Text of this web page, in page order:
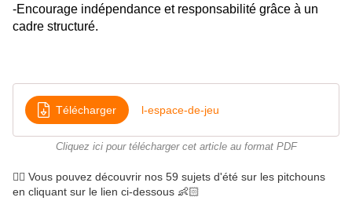
-Encourage indépendance et responsabilité grâce à un
cadre structuré.
Télécharger l-espace-de-jeu
Cliquez ici pour télécharger cet article au format PDF
👉🏻 Vous pouvez découvrir nos 59 sujets d'été sur les pitchouns
en cliquant sur le lien ci-dessous 👶🏻